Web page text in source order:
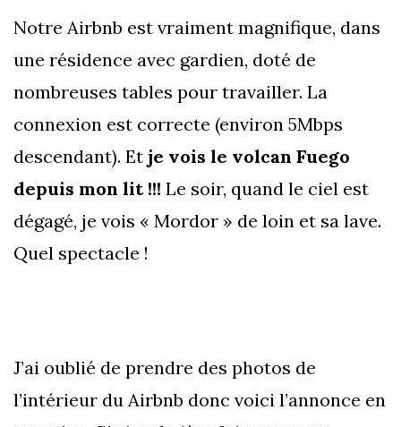
Notre Airbnb est vraiment magnifique, dans
une résidence avec gardien, doté de
nombreuses tables pour travailler. La
connexion est correcte (environ 5Mbps
descendant). Et je vois le volcan Fuego
depuis mon lit !!! Le soir, quand le ciel est
dégagé, je vois « Mordor » de loin et sa lave.
Quel spectacle !
J’ai oublié de prendre des photos de
l’intérieur du Airbnb donc voici l’annonce en